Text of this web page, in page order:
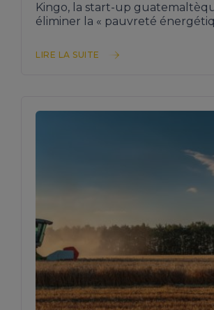
Kingo, la start-up
éliminer la « pauvreté
LIRE LA SUITE